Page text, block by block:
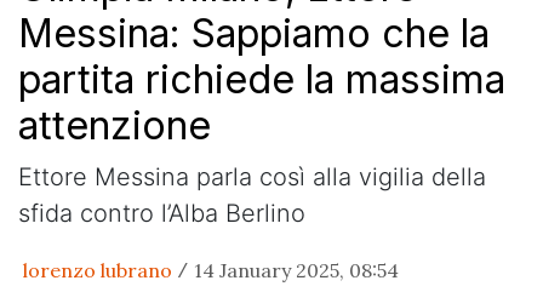
Messina: Sappiamo che la
partita richiede la massima
attenzione
Ettore Messina parla così alla vigilia della
sfida contro l’Alba Berlino
lorenzo lubrano / 14 January 2025, 08:54